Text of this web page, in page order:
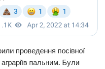
проведення посівної
пальним. Були